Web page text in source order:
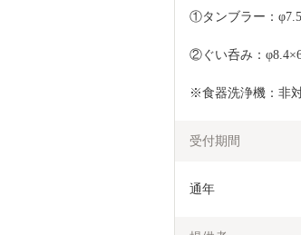
①タンブラー：
②ぐい呑み：
※食器洗浄機：非
受付期間
通年